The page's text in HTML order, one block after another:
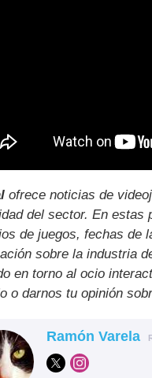
ofrece noticias de
del sector. En estas
de juegos, fechas de
sobre la industria
en torno al ocio
o darnos tu opinión
Ramón Varela